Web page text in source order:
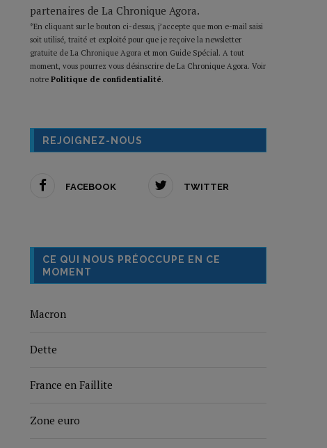
partenaires de La Chronique Agora.
*En cliquant sur le bouton ci-dessus, j’accepte que mon e-mail saisi
soit utilisé, traité et exploité pour que je reçoive la newsletter
gratuite de La Chronique Agora et mon Guide Spécial. A tout
moment, vous pourrez vous désinscrire de La Chronique Agora. Voir
notre Politique de confidentialité.
REJOIGNEZ-NOUS
FACEBOOK TWITTER
CE QUI NOUS PRÉOCCUPE EN CE
MOMENT
Macron
Dette
France en Faillite
Zone euro